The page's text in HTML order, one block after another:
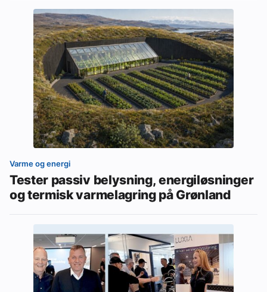
Varme og energi
Tester passiv belysning, energiløsninger
og termisk varmelagring på Grønland